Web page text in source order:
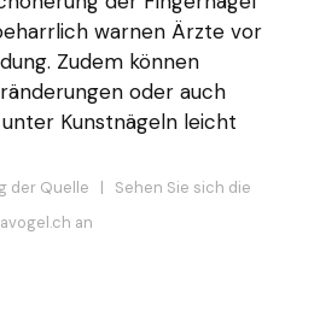
warnen Ärzte vor
Zudem können
oder auch
Kunstnägeln leicht
der Quelle | Sehen Sie sich die
an